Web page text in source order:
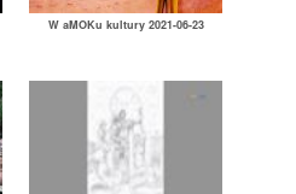
W aMOKu kultury 2021-06-23